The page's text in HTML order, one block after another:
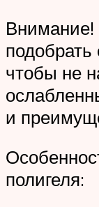
подобрать
чтобы не
и
полигеля: